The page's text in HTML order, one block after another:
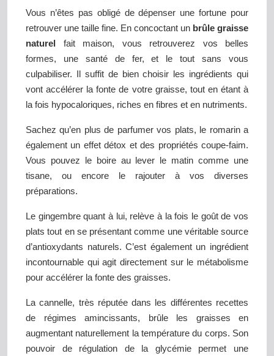
Vous n’êtes pas obligé de dépenser une fortune pour
retrouver une taille fine. En concoctant un brûle graisse
naturel fait maison, vous retrouverez vos belles
formes, une santé de fer, et le tout sans vous
culpabiliser. Il suffit de bien choisir les ingrédients qui
vont accélérer la fonte de votre graisse, tout en étant à
la fois hypocaloriques, riches en fibres et en nutriments.
Sachez qu’en plus de parfumer vos plats, le romarin a
également un effet détox et des propriétés coupe-faim.
Vous pouvez le boire au lever le matin comme une
tisane, ou encore le rajouter à vos diverses
préparations.
Le gingembre quant à lui, relève à la fois le goût de vos
plats tout en se présentant comme une véritable source
d’antioxydants naturels. C’est également un ingrédient
incontournable qui agit directement sur le métabolisme
pour accélérer la fonte des graisses.
La cannelle, très réputée dans les différentes recettes
de régimes amincissants, brûle les graisses en
augmentant naturellement la température du corps. Son
pouvoir de régulation de la glycémie permet une